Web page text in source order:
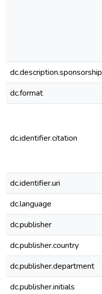
dc.description.sponsorship
dc.format
dc.identifier.citation
dc.identifier.uri
dc.language
dc.publisher
dc.publisher.country
dc.publisher.department
dc.publisher.initials